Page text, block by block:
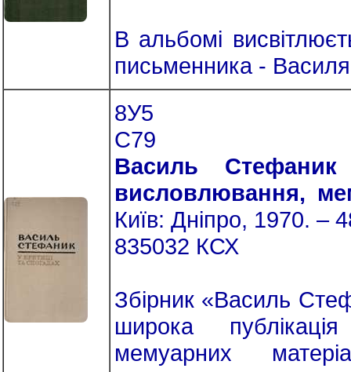
В альбомі
письменника -
8У5
С79
Василь
висловлювання,
Київ: Дніпро, 1970. –
835032 КСХ
Збірник «Василь
широка
мемуарних